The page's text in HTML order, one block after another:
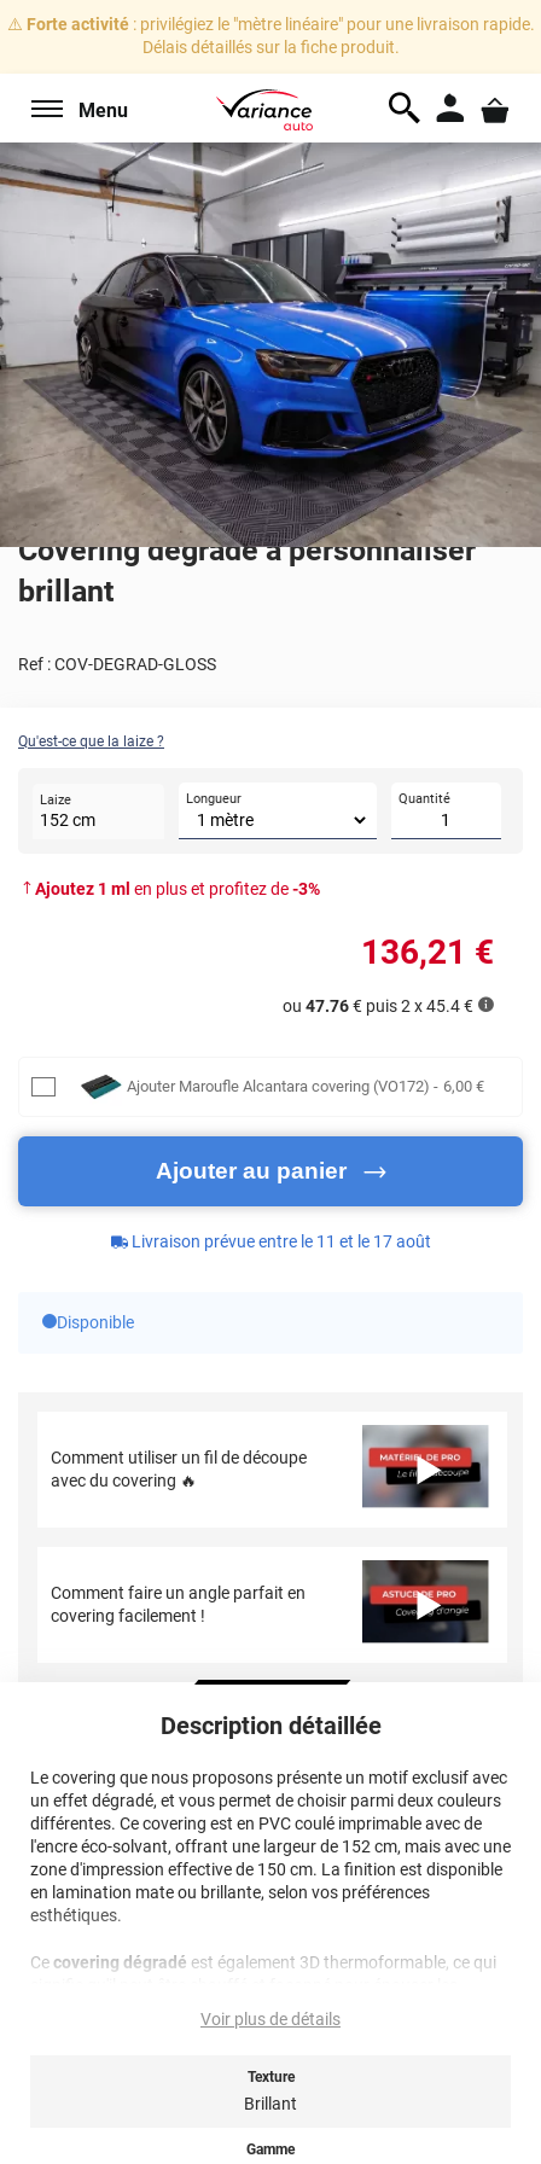
⚠️ Forte activité: privilégiez le "mètre linéaire" pour une livraison rapide.
Délais détaillés sur la fiche produit.
Menu
Covering dégradé à personnaliser
brillant
Ref :COV-DEGRAD-GLOSS
Qu'est-ce que la laize ?
Laize
152 cm
Longueur Quantité
Ajoutez 1 ml en plus et profitez de-3%
136,21 €
ou 47.76€ puis 2 x45.4€
Ajouter Maroufle Alcantara covering (VO172) - 6,00 €
Ajouter au panier
Livraison prévue entre le 11 et le 17 août
Disponible
Comment utiliser un fil de découpe
avec du covering 🔥
Comment faire un angle parfait en
covering facilement !
Description détaillée
Le covering que nous proposons présente un motif exclusif avec
un effet dégradé, et vous permet de choisir parmi deux couleurs
différentes. Ce covering est en PVC coulé imprimable avec de
l'encre éco-solvant, offrant une largeur de 152 cm, mais avec une
zone d'impression effective de 150 cm. La finition est disponible
en lamination mate ou brillante, selon vos préférences
esthétiques.
Cecovering dégradé est également 3D thermoformable, ce qui
contours de votre véhicule. Cependant, veuillez éviter de trop
tirer sur le matériau pour ne pas déformer les motifs imprimés et
Les différentes pièces pour un total covering personnalisé
fourni, ce qui facilite grandement l'application sur votre véhicule.
Voir plus de détails
Texture
Brillant
Gamme